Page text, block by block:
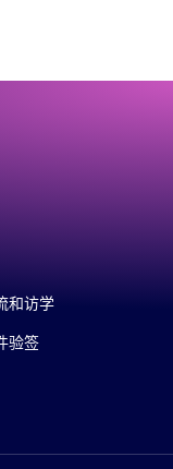
和访学
验签